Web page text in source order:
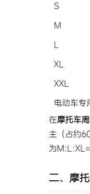
S
M
L
XL
XXL
电动车专
在摩托车
主（占约
为
二、摩